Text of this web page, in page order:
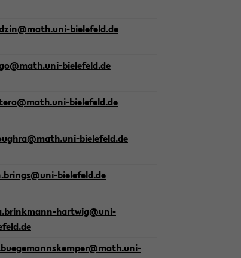
​bielefeld.de
​bielefeld.de
​bielefeld.de
​bielefeld.de
​bielefeld.de
​hartwig@uni-​